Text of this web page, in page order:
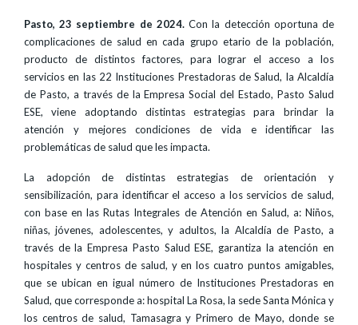
Pasto, 23 septiembre de 2024.Con la detección oportuna de
complicaciones de salud en cada grupo etario de la población,
producto de distintos factores, para lograr el acceso a los
servicios en las 22 Instituciones Prestadoras de Salud, la Alcaldía
de Pasto, a través de la Empresa Social del Estado, Pasto Salud
ESE, viene adoptando distintas estrategias para brindar la
atención y mejores condiciones de vida e identificar las
problemáticas de salud que les impacta.
La adopción de distintas estrategias de orientación y
sensibilización, para identificar el acceso a los servicios de salud,
con base en las Rutas Integrales de Atención en Salud, a: Niños,
niñas, jóvenes, adolescentes, y adultos, la Alcaldía de Pasto, a
través de la Empresa Pasto Salud ESE, garantiza la atención en
hospitales y centros de salud, y en los cuatro puntos amigables,
que se ubican en igual número de Instituciones Prestadoras en
Salud, que corresponde a: hospital La Rosa, la sede Santa Mónica y
los centros de salud, Tamasagra y Primero de Mayo, donde se